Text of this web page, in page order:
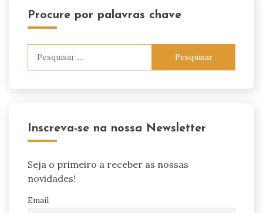
Procure por palavras chave
Inscreva-se na nossa Newsletter
Seja o primeiro a receber as nossas
novidades!
Email